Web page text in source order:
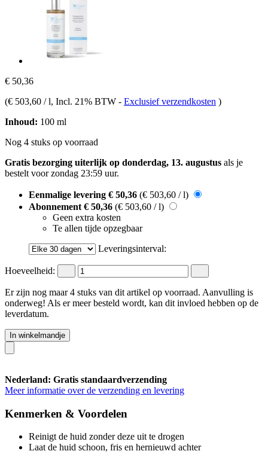
€ 50,36
(€ 503,60 / l, Incl. 21% BTW - Exclusief verzendkosten )
Inhoud: 100 ml
Nog 4 stuks op voorraad
Gratis bezorging uiterlijk op donderdag, 13. augustus als je
bestelt voorzondag 23:59 uur.
Eenmalige levering € 50,36 (€ 503,60 / l)
Abonnement € 50,36 (€ 503,60 / l)
Geen extra kosten
Te allen tijde opzegbaar
Leveringsinterval:
Hoeveelheid:
Er zijn nog maar 4 stuks van dit artikel op voorraad. Aanvulling is
onderweg! Als er meer besteld wordt, kan dit invloed hebben op de
leverdatum.
In winkelmandje
Nederland: Gratis standaardverzending
Meer informatie over de verzending en levering
Kenmerken & Voordelen
Reinigt de huid zonder deze uit te drogen
Laat de huid schoon, fris en hernieuwd achter